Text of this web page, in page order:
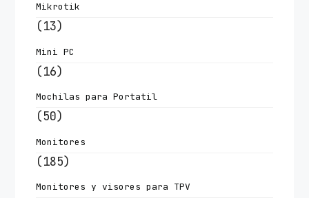
Mikrotik
(13)
Mini PC
(16)
Mochilas para Portatil
(50)
Monitores
(185)
Monitores y visores para TPV